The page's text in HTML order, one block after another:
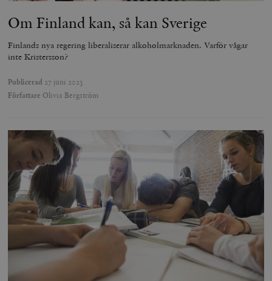
Om Finland kan, så kan Sverige
Finlands nya regering liberaliserar alkoholmarknaden. Varför vågar
inte Kristersson?
Publicerad 27 juni 2023
Författare Olivia Bergström